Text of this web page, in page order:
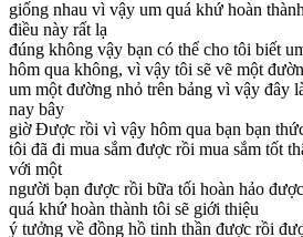
giống nhau vì vậy um quá khứ hoàn
điều này rất lạ
đúng không vậy bạn có thể cho tôi biết
hôm qua không, vì vậy tôi sẽ vẽ một
um một đường nhỏ trên bảng vì vậy đây
nay bây
giờ Được rồi vì vậy hôm qua bạn bạn
tôi đã đi mua sắm được rồi mua sắm tốt
với một
người bạn được rồi bữa tối hoàn hảo
quá khứ hoàn thành tôi sẽ giới thiệu
ý tưởng về đồng hồ tinh thần được rồi